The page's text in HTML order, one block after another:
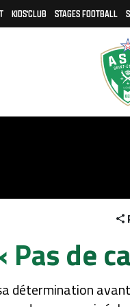
KIDS'CLUB STAGES FOOTBALL
Pas de
détermination